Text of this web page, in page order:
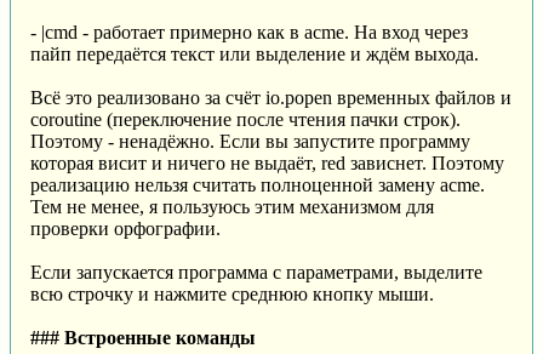
- |cmd - работает примерно как в acme. На вход через
пайп передаётся текст или выделение и ждём выхода.
Всё это реализовано за счёт io.popen временных файлов и
coroutine (переключение после чтения пачки строк).
Поэтому - ненадёжно. Если вы запустите программу
которая висит и ничего не выдаёт, red зависнет. Поэтому
реализацию нельзя считать полноценной замену acme.
Тем не менее, я пользуюсь этим механизмом для
проверки орфографии.
Если запускается программа с параметрами, выделите
всю строчку и нажмите среднюю кнопку мыши.
### Встроенные команды